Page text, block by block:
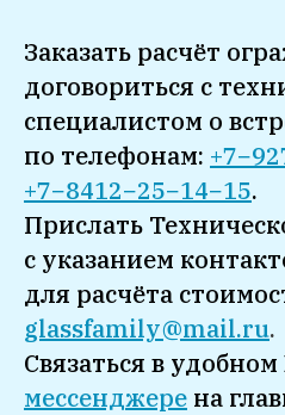
Заказать расчёт
договориться с
специалистом о
по телефонам:
+7−8412−25−14−15.
Прислать
с указанием
для расчёта
glassfamily@mail.ru.
Связаться в удобном
мессенджере на